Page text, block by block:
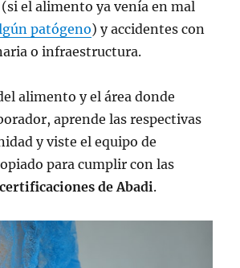
el alimento ya venía en mal
patógeno) y accidentes con
o infraestructura.
alimento y el área donde
aprende las respectivas
y viste el equipo de
para cumplir con las
certificaciones de Abadi.